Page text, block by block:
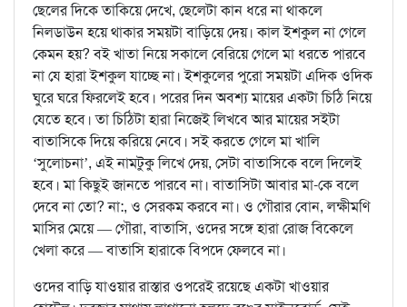
ছেলের দিকে তাকিয়ে দেখে, ছেলেটা কান ধরে না থাকলে
নিলডাউন হয়ে থাকার সময়টা বাড়িয়ে দেয়। কাল ইশকুল না গেলে
কেমন হয়? বই খাতা নিয়ে সকালে বেরিয়ে গেলে মা ধরতে পারবে
না যে হারা ইশকুল যাচ্ছে না। ইশকুলের পুরো সময়টা এদিক ওদিক
ঘুরে ঘরে ফিরলেই হবে। পরের দিন অবশ্য মায়ের একটা চিঠি নিয়ে
যেতে হবে। তা চিঠিটা হারা নিজেই লিখবে আর মায়ের সইটা
বাতাসিকে দিয়ে করিয়ে নেবে। সই করতে গেলে মা খালি
‘সুলোচনা’, এই নামটুকু লিখে দেয়, সেটা বাতাসিকে বলে দিলেই
হবে। মা কিছুই জানতে পারবে না। বাতাসিটা আবার মা-কে বলে
দেবে না তো? না:, ও সেরকম করবে না। ও গৌরার বোন, লক্ষীমণি
মাসির মেয়ে — গৌরা, বাতাসি, ওদের সঙ্গে হারা রোজ বিকেলে
খেলা করে — বাতাসি হারাকে বিপদে ফেলবে না।
ওদের বাড়ি যাওয়ার রাস্তার ওপরেই রয়েছে একটা খাওয়ার